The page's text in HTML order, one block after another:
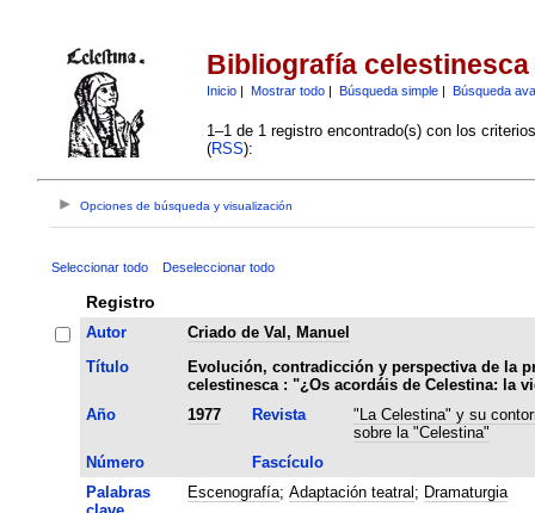
Bibliografía celestinesca
Inicio| Mostrar todo| Búsqueda simple| Búsqueda
1–1 de 1 registro encontrado(s) con los
(RSS):
Opciones de búsqueda y visualización
Seleccionar todo Deseleccionar todo
Registro
Autor
Criado de Val, Manuel
Título
Evolución, contradicción y perspectiva de la
celestinesca : "¿Os acordáis de Celestina: la
Año
1977 Revista
"La Celestina" y su
sobre la "Celestina"
Número
Fascículo
Palabras
Escenografía; Adaptación teatral ; Dramaturgia